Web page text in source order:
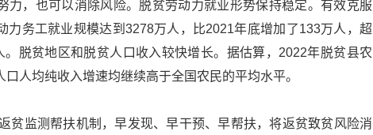
力，也可以消除风险。脱贫劳动力就业形势保持稳定。有效克服
力务工就业规模达到3278万人，比2021年底增加了133万人，超
脱贫地区和脱贫人口收入较快增长。据估算，2022年脱贫县农
人均纯收入增速均继续高于全国农民的平均水平。
贫监测帮扶机制，早发现、早干预、早帮扶，将返贫致贫风险消